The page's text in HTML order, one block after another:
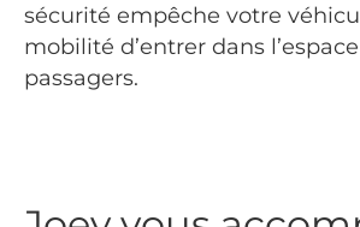
sécurité empêche votre
mobilité d’entrer dans
passagers.